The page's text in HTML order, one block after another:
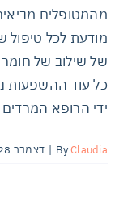
מהמטופלים
מודעת לכל טיפול
של שילוב של
כל עוד ההשפעות
ידי הרופא המרדים
ByClaudia
| דצמבר 28, 2024